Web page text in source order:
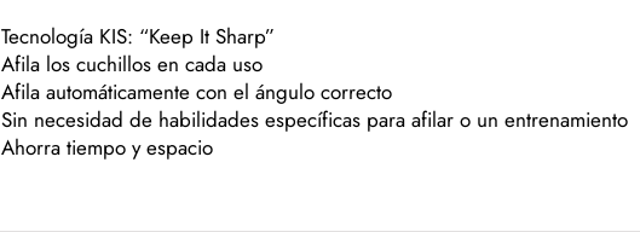
Tecnología KIS: “Keep It Sharp”
Afila los cuchillos en cada uso
Afila automáticamente con el ángulo correcto
Sin necesidad de habilidades específicas para afilar o un entrenamiento
Ahorra tiempo y espacio